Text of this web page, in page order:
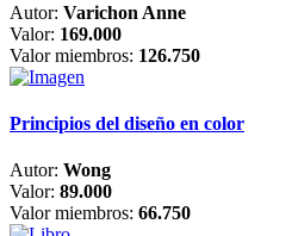
Autor: Varichon Anne
Valor: 169.000
Valor miembros: 126.750
Principios del diseño en color
Autor: Wong
Valor: 89.000
Valor miembros: 66.750